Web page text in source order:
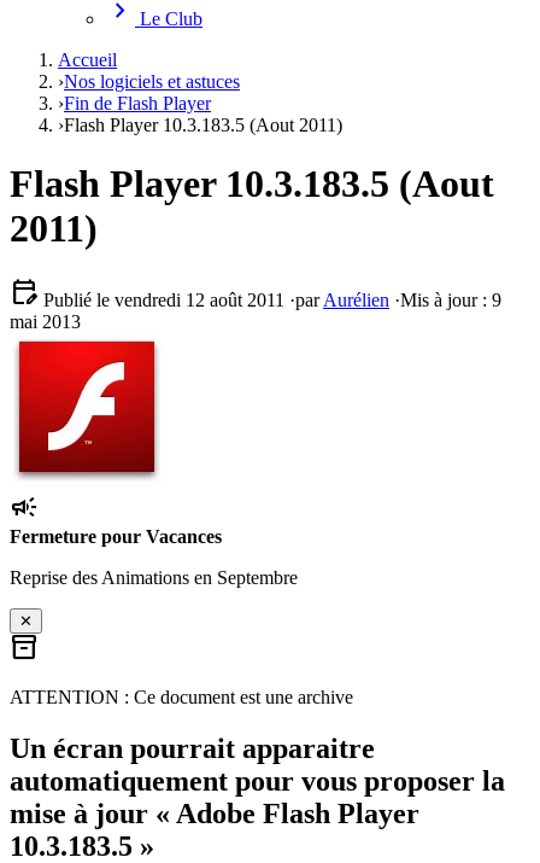
chevron_right
Le Club
Accueil
›Nos logiciels et astuces
›Fin de Flash Player
›Flash Player 10.3.183.5 (Aout 2011)
Flash Player 10.3.183.5 (Aout
2011)
edit_calendar Publié le vendredi 12 août 2011 ·parAurélien ·Mis à jour : 9
mai 2013
campaign
Fermeture pour Vacances
Reprise des Animations en Septembre
✕
inventory_2
ATTENTION : Ce document est une archive
Un écran pourrait apparaitre
automatiquement pour vous proposer la
mise à jour « Adobe Flash Player
10.3.183.5 »